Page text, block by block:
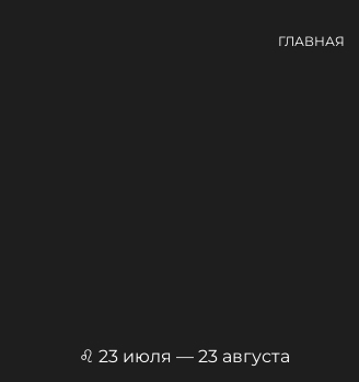
ГЛАВНАЯ
♌ 23 июля — 23 августа